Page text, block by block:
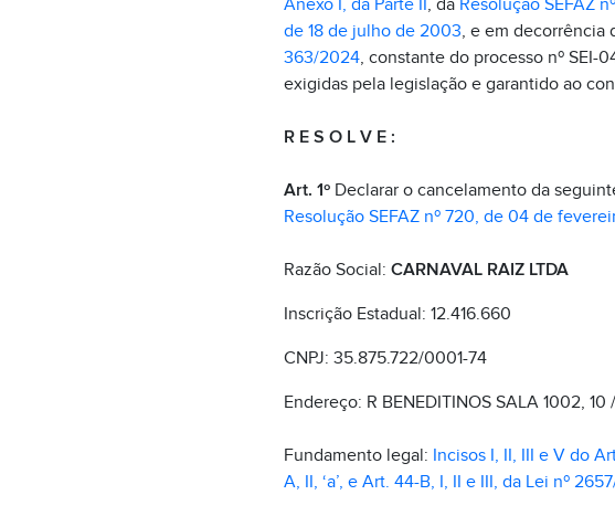
Anexo I, da Parte II, da Resolução SEFAZ
de 18 de julho de 2003, e em decorrência
363/2024, constante do processo nº SEI-
exigidas pela legislação e garantido ao
R E S O L V E :
Art. 1ºDeclarar o cancelamento da
Resolução SEFAZ nº 720, de 04 de
Razão Social: CARNAVAL RAIZ LTDA
Inscrição Estadual: 12.416.660
CNPJ: 35.875.722/0001-74
Endereço: R BENEDITINOS SALA 1002,
Fundamento legal: Incisos I, II, III e V do
A, II, ‘a’, e Art. 44-B, I, II e III, da Lei nº